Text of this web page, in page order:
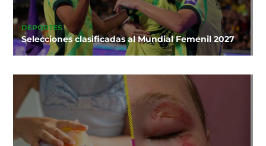
DEPORTES
Selecciones clasificadas al Mundial Femenil 2027